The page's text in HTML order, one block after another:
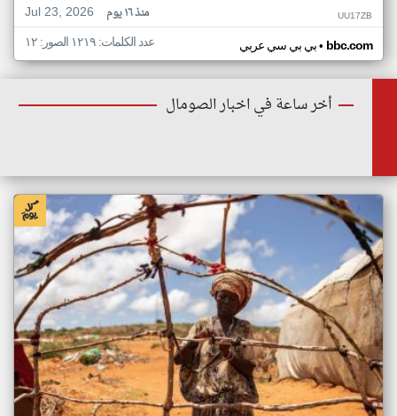
Jul 23, 2026
منذ ١٦ يوم UU17ZB
بي بي سي عربي• bbc.com عدد الكلمات: ١٢١٩ الصور: ١٢
أخر ساعة في اخبار الصومال